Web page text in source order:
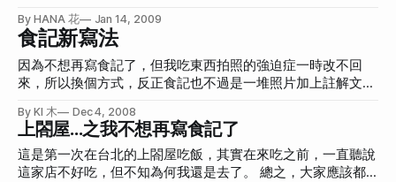
代，高麗菜用萵苣取代，醬油去松青超市買魚醬油，也很不
錯！ 【UPDATE】網路上查到：這個沾醬是用黑白芝麻、柚子
醬、肉桂粉下鍋翻炒一小時，再加入醬油中 一邊開胃一邊看
菜單。點菜方式大致有兩種，一種是套餐，一種是單點。以下
第一次和親愛的樂團成員去吃（三個人），超讚，雖然Bass手
阿文一直怕吃不飽，但最後其實滿飽的，
有蛋捲、泡麵、酸酸條、小七特濃紫海苔洋芋片，都是好好吃
的東西，可是我變胖了(瞬間自首)。 然後瑜珈的課程又結束
了，現在我除了洗完澡吹頭髮的時候，半蹲著(坐假椅子)來訓
練下盤的力量，勉強算是小運動，完全沒其他運動，真是渾身
果買了這本書並且逼自己看完，我會不會就有辦法下定決心每
天跑步？ 先來自首一下我吃了什麼。我真的很不應該，其中
還有一次燒烤吃到飽沒算進去。 其一、小春日本料理吃到飽
這是大概第七次去吃小春，也是這大半年來的第五次，當然，
By HANA 花 Jan 14, 2009
食記新寫法
因為不想再寫食記了，但我吃東西拍照的強迫症一時改不回
來，所以換個方式，反正食記也不過是一堆照片加上註解文
好，就像現在這樣。 因此之後應該不會有「一家餐廳我就寫
一篇」這種情況(那樣對餐廳太好了，何必呢？不過還是給他
們h4的重要性)，除非真的太好吃或太難吃。之後美食文章，
應該會用PK的方式或是摘錄Flickr整理好的食記過來。 儛‧洋風
By KI 木 Dec 4, 2008
上閤屋...之我不想再寫食記了
這是第一次在台北的上閤屋吃飯，其實在來吃之前，一直聽說
這家店不好吃，但不知為何我還是去了。 總之，大家應該都